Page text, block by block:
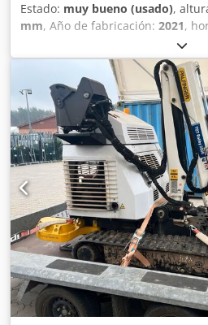
Estado: muy bueno (usado),
mm, Año de fabricación: 2021,
, Pesos Peso en vacío: 730 kg
Aozbhymopvsrf Capacidad de
CE: sí Estado Estado técnico:
muy bueno Información adicional
EXW Dimensiones de transporte
x 800 x 1450 Última inspección:
País de fabricación: DE
contacto con Vink Machinery para
información. = Opciones y
para estanterías = Notas = TGT
fabricación: 2021 * Funciona con
funcionamiento * 2,8 m de altura
360° * Desplazamiento lateral de
de bombas de vacío * Equipado
* Control remoto * Peso propio:
carga: 420 kg * Certificado de
noviembre de 2026 * Incluye